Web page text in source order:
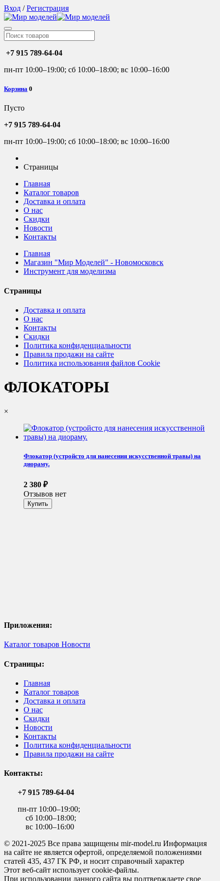
Вход /Регистрация
+7 915 789-64-04
пн-пт 10:00–19:00; сб 10:00–18:00; вс 10:00–16:00
Корзина 0
Пусто
+7 915 789-64-04
пн-пт 10:00–19:00; сб 10:00–18:00; вс 10:00–16:00
Страницы
Главная
Каталог товаров
Доставка и оплата
О нас
Скидки
Новости
Контакты
Главная
Магазин "Мир Моделей" - Новомосковск
Инструмент для моделизма
Страницы
Доставка и оплата
О нас
Контакты
Скидки
Политика конфиденциальности
Правила продажи на сайте
Политика использования файлов Cookie
ФЛОКАТОРЫ
×
Флокатор (устройсто для нанесения искусственной травы) на
диораму.
2 380 ₽
Отзывов нет
Приложения:
Каталог товаров Новости
Страницы:
Главная
Каталог товаров
Доставка и оплата
О нас
Скидки
Новости
Контакты
Политика конфиденциальности
Правила продажи на сайте
Контакты:
+7 915 789-64-04
пн-пт 10:00–19:00;
сб 10:00–18:00;
вс 10:00–16:00
© 2021-2025 Все права защищены mir-model.ru Информация
на сайте не является офертой, определяемой положениями
статей 435, 437 ГК РФ, и носит справочный характер
Этот веб-сайт использует cookie-файлы.
При использовании данного сайта вы подтверждаете свое